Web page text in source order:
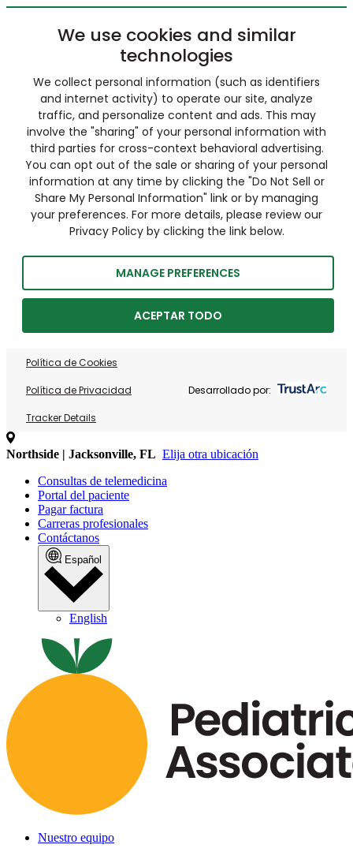
We use cookies and similar
technologies
We collect personal information (such as identifiers
and internet activity) to operate our site, analyze
traffic, and personalize content and ads. This may
involve the "sharing" of your personal information with
third parties for cross-context behavioral advertising.
You can opt out of the sale or sharing of your personal
information at any time by clicking the "Do Not Sell or
Share My Personal Information" link or by managing
your preferences. For more details, please review our
Privacy Policy by clicking the link below.
MANAGE PREFERENCES
ACEPTAR TODO
Política de Cookies
Política de Privacidad
Tracker Details
Desarrollado por:
Northside | Jacksonville, FL Elija otra ubicación
Consultas de telemedicina
Portal del paciente
Pagar factura
Carreras profesionales
Contáctanos
Español
English
Nuestro equipo